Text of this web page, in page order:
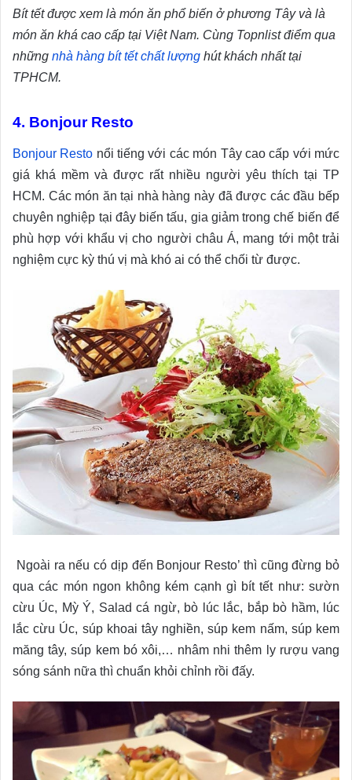
Bít tết được xem là món ăn phổ biến ở phương Tây và là
món ăn khá cao cấp tại Việt Nam. Cùng Topnlist điểm qua
những nhà hàng bít tết chất lượng hút khách nhất tại
TPHCM.
4. Bonjour Resto
Bonjour Resto nổi tiếng với các món Tây cao cấp với mức
giá khá mềm và được rất nhiều người yêu thích tại TP
HCM. Các món ăn tại nhà hàng này đã được các đầu bếp
chuyên nghiệp tại đây biến tấu, gia giảm trong chế biến để
phù hợp với khẩu vị cho người châu Á, mang tới một trải
nghiệm cực kỳ thú vị mà khó ai có thể chối từ được.
Ngoài ra nếu có dịp đến Bonjour Resto’ thì cũng đừng bỏ
qua các món ngon không kém cạnh gì bít tết như: sườn
cừu Úc, Mỳ Ý, Salad cá ngừ, bò lúc lắc, bắp bò hầm, lúc
lắc cừu Úc, súp khoai tây nghiền, súp kem nấm, súp kem
măng tây, súp kem bó xôi,… nhâm nhi thêm ly rượu vang
sóng sánh nữa thì chuẩn khỏi chỉnh rồi đấy.